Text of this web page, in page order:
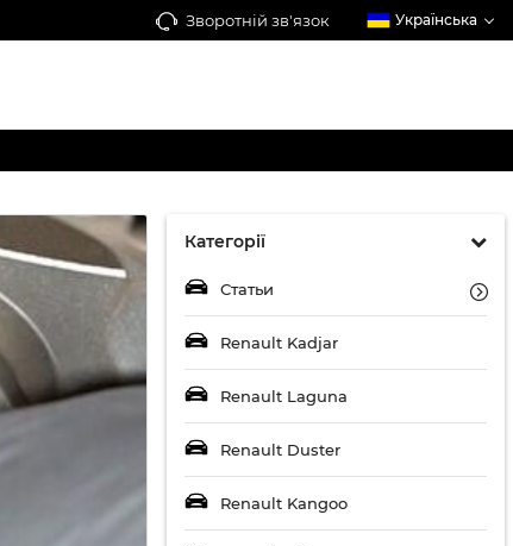
Зворотній зв'язок Українська
Категорії
Статьи
Renault Kadjar
Renault Laguna
Renault Duster
Renault Kangoo